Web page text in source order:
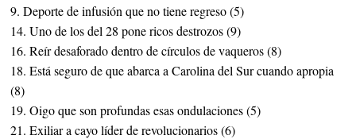
9. Deporte de infusión que no tiene regreso (5)
14. Uno de los del 28 pone ricos destrozos (9)
16. Reír desaforado dentro de círculos de vaqueros (8)
18. Está seguro de que abarca a Carolina del Sur cuando apropia
(8)
19. Oigo que son profundas esas ondulaciones (5)
21. Exiliar a cayo líder de revolucionarios (6)